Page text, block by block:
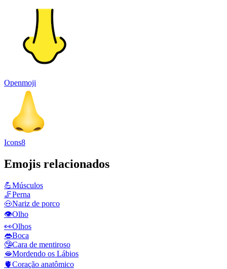
Openmoji
Icons8
Emojis relacionados
💪Músculos
🦵Perna
🐽Nariz de porco
👁️Olho
👀Olhos
👄Boca
🤥Cara de mentiroso
🫦Mordendo os Lábios
🫀Coração anatômico